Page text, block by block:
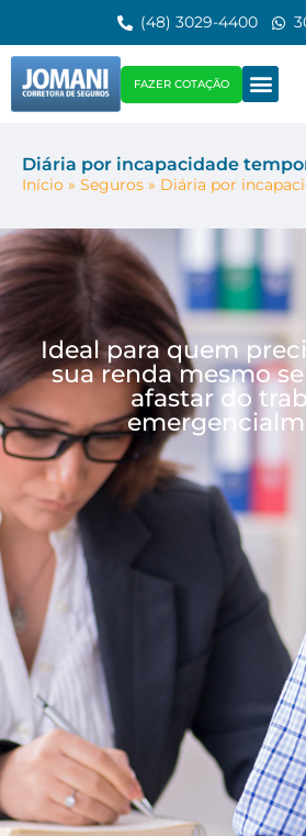
(48) 3029-4400
FAZER COTAÇÃO
Diária por incapacidade
Início » Seguros » Diária por
Ideal para quem
sua renda mesmo
afastar do